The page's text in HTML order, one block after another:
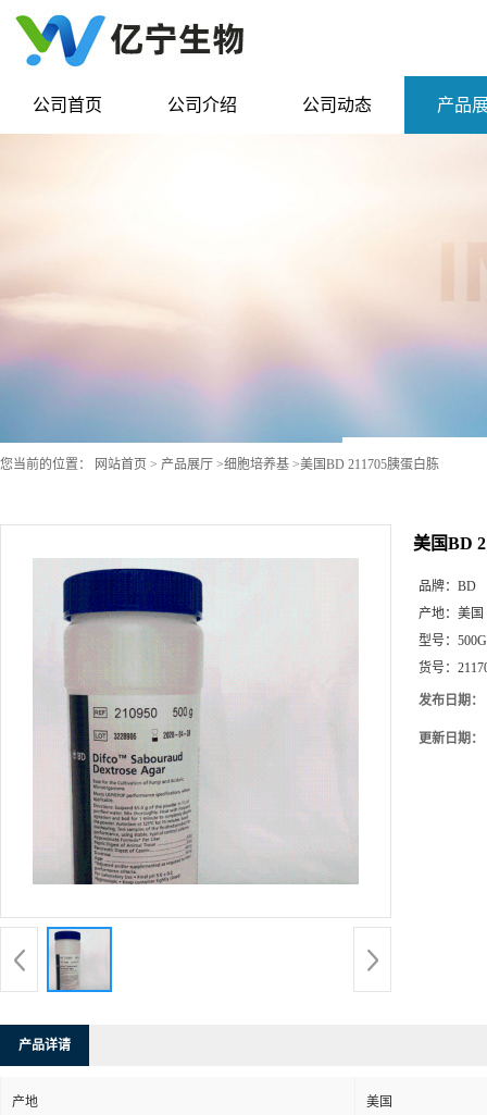
公司首页 公司介绍 公司动态 产品
您当前的位置： 网站首页 > 产品展厅 >细胞培养基 >美国BD 211705胰蛋白胨
美国BD
品牌： BD
产地： 美国
型号： 500G
货号：
发布日期：
更新日期：
产品详请
产地 美国